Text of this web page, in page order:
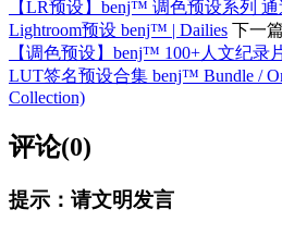
【LR预设】benj™ 调色预设系列
Lightroom预设 benj™ | Dailies 下一篇
【调色预设】benj™ 100+人文纪录
LUT签名预设合集 benj™ Bundle /
Collection)
评论(0)
提示：请文明发言